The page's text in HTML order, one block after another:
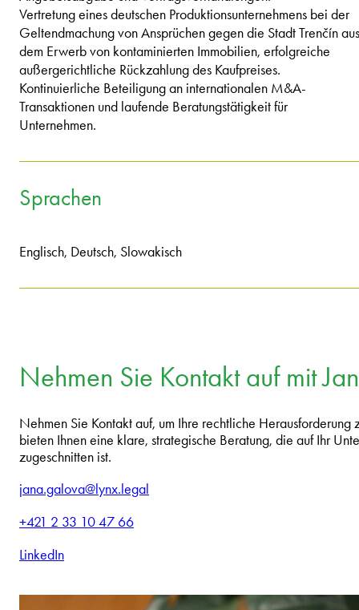
Vertretung eines deutschen Produktionsunternehmens bei der
Geltendmachung von Ansprüchen gegen die Stadt Trenčín aus
dem Erwerb von kontaminierten Immobilien, erfolgreiche
außergerichtliche Rückzahlung des Kaufpreises.
Kontinuierliche Beteiligung an internationalen M&A-
Transaktionen und laufende Beratungstätigkeit für
Unternehmen.
Sprachen
Englisch, Deutsch, Slowakisch
Nehmen Sie Kontakt auf mit
Nehmen Sie Kontakt auf, um Ihre rechtliche Herausforderung
bieten Ihnen eine klare, strategische Beratung, die auf Ihr
zugeschnitten ist.
jana.galova@lynx.legal
+421 2 33 10 47 66
LinkedIn